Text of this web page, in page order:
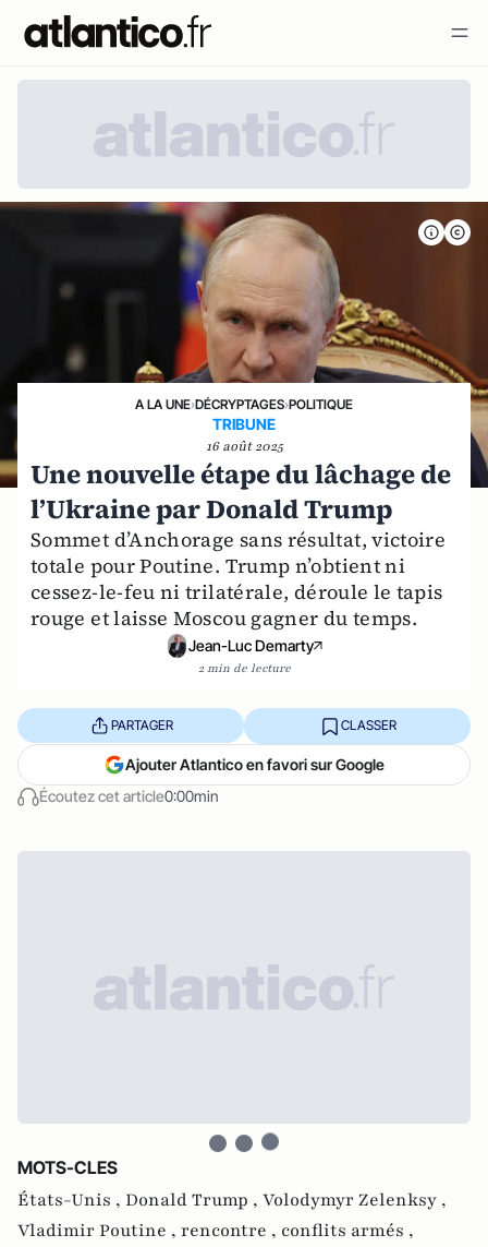
A LA UNE›DÉCRYPTAGES›POLITIQUE
TRIBUNE
16 août 2025
Une nouvelle étape du lâchage de
l’Ukraine par Donald Trump
Sommet d’Anchorage sans résultat, victoire
totale pour Poutine. Trump n’obtient ni
cessez-le-feu ni trilatérale, déroule le tapis
rouge et laisse Moscou gagner du temps.
Jean-Luc Demarty
2 min de lecture
Écoutez cet article0:00min
PARTAGER CLASSER
Ajouter Atlantico en favori sur Google
MOTS-CLES
États-Unis , Donald Trump , Volodymyr Zelenksy ,
Vladimir Poutine , rencontre , conflits armés ,